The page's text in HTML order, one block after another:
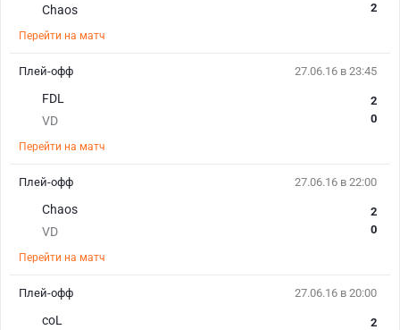
Chaos
2
Перейти на матч
27.06.16 в 23:45
FDL
VD
2
0
Перейти на матч
Плей-офф
27.06.16 в 22:00
Chaos
VD
2
0
Перейти на матч
Плей-офф
27.06.16 в 20:00
coL
2
Плей-офф